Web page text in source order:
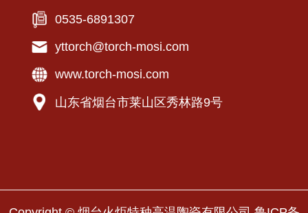
0535-6891307
yttorch@torch-mosi.com
www.torch-mosi.com
山东省烟台市莱山区秀林路9号